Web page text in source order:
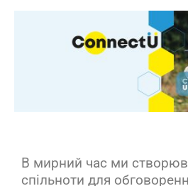
В мирний час ми
спільноти для